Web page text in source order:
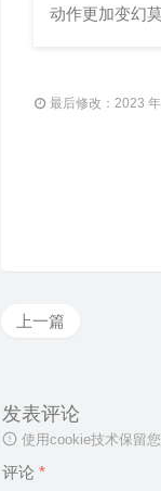
动作更加变幻莫
最后修改：2023
上一篇
发表评论
使用cookie技术保留
评论 *